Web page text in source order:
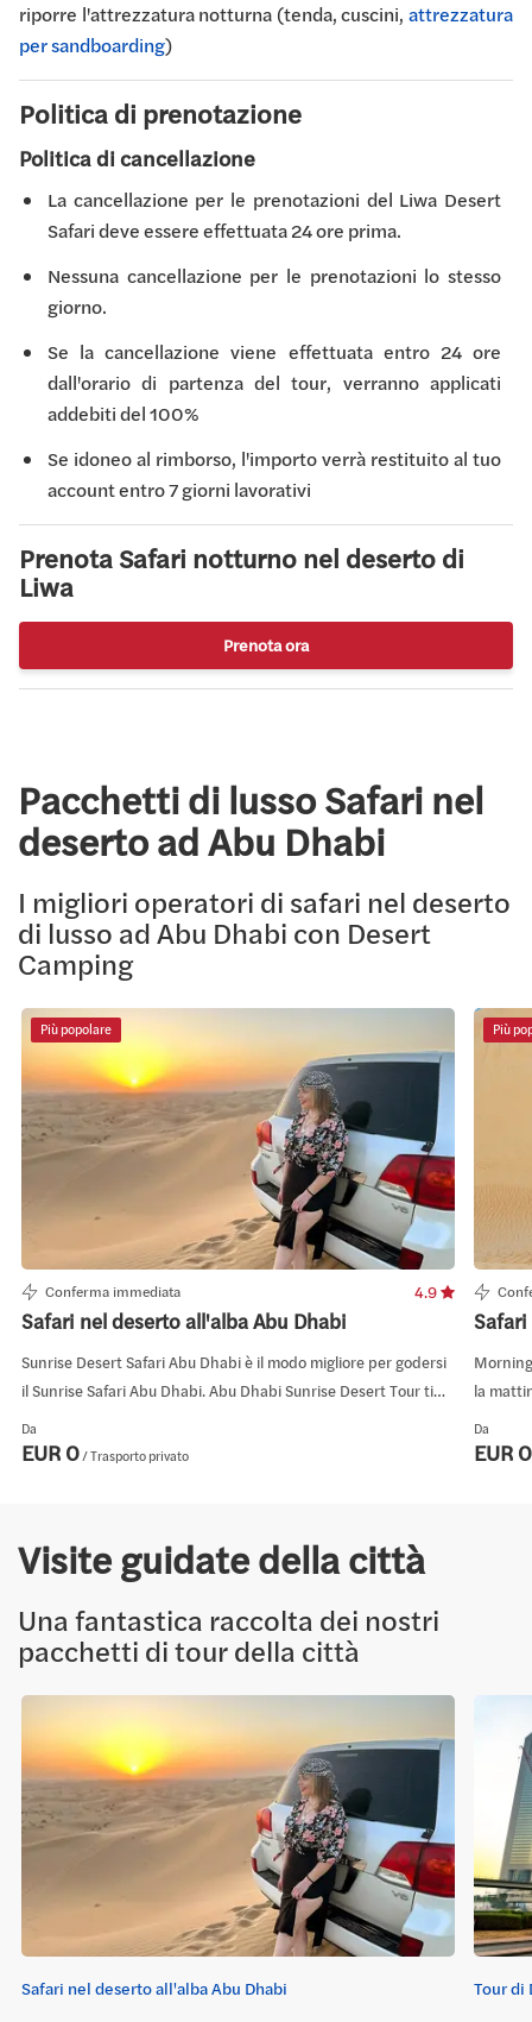
riporre l'attrezzatura notturna (tenda, cuscini, attrezzatura
per sandboarding)
Politica di prenotazione
Politica di cancellazione
La cancellazione per le prenotazioni del Liwa Desert
Safari deve essere effettuata 24 ore prima.
Nessuna cancellazione per le prenotazioni lo stesso
giorno.
Se la cancellazione viene effettuata entro 24 ore
dall'orario di partenza del tour, verranno applicati
addebiti del 100%
Se idoneo al rimborso, l'importo verrà restituito al tuo
account entro 7 giorni lavorativi
Prenota Safari notturno nel deserto di
Liwa
Prenota ora
Pacchetti di lusso Safari nel
deserto ad Abu Dhabi
I migliori operatori di safari nel deserto
di lusso ad Abu Dhabi con Desert
Camping
Più popolare
Conferma immediata 4.9
Safari nel deserto all'alba Abu Dhabi
Sunrise Desert Safari Abu Dhabi è il modo migliore per godersi
il Sunrise Safari Abu Dhabi. Abu Dhabi Sunrise Desert Tour ti
consente di vivere la maestosa mattinata con questo esclusivo
tour all'alba nel deserto di Abu Dhabi.
Da
EUR 0/ Trasporto privato
Più
la
Safari
Da
EUR 0
Visite guidate della città
Una fantastica raccolta dei nostri
pacchetti di tour della città
Safari nel deserto all'alba Abu Dhabi Tour di